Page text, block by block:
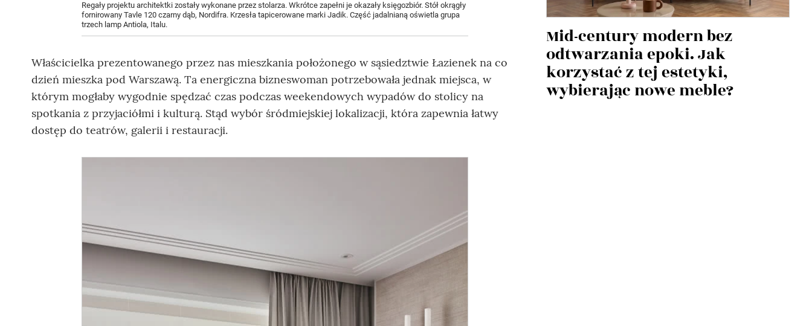
Regały projektu architektki zostały wykonane przez stolarza. Wkrótce zapełni je okazały księgozbiór. Stół okrągły
fornirowany Tavle 120 czarny dąb, Nordifra. Krzesła tapicerowane marki Jadik. Część jadalnianą oświetla grupa
trzech lamp Antiola, Italu.
Właścicielka prezentowanego przez nas mieszkania położonego w sąsiedztwie Łazienek na co
dzień mieszka pod Warszawą. Ta energiczna bizneswoman potrzebowała jednak miejsca, w
którym mogłaby wygodnie spędzać czas podczas weekendowych wypadów do stolicy na
spotkania z przyjaciółmi i kulturą. Stąd wybór śródmiejskiej lokalizacji, która zapewnia łatwy
dostęp do teatrów, galerii i restauracji.
Mid-century modern bez
odtwarzania epoki. Jak
korzystać z tej estetyki,
wybierając nowe meble?